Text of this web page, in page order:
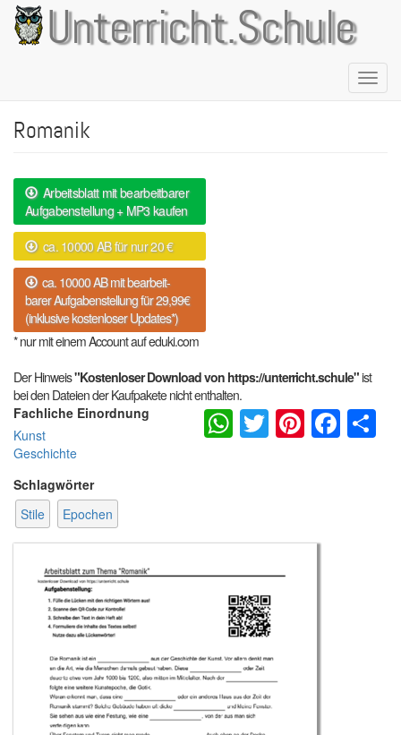
Direkt
zum
Inhalt
Unterricht.Schule
Romanik
Arbeitsblatt mit bearbeitbarer
Aufgabenstellung + MP3 kaufen
ca. 10000 AB für nur 20 €
ca. 10000 AB mit bearbeit-
barer Aufgabenstellung für 29,99€
(inklusive kostenloser Updates*)
* nur mit einem Account auf eduki.com
Der Hinweis"Kostenloser Download von https://unterricht.schule"ist
bei den Dateien der Kaufpakete nicht enthalten.
Fachliche Einordnung
Kunst
Geschichte
Schlagwörter
Stile
Epochen
WhatsApp
Twitter